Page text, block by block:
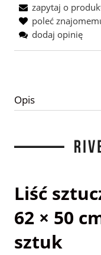
zapytaj o
poleć
dodaj opinię
Opis
Liść
62 × 50
sztuk